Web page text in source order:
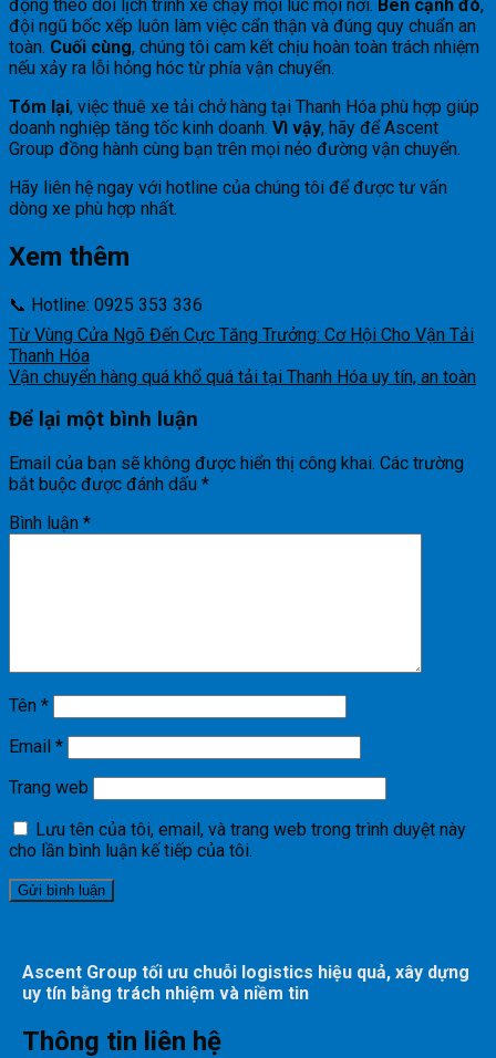
động theo dõi lịch trình xe chạy mọi lúc mọi nơi. Bên cạnh đó,
đội ngũ bốc xếp luôn làm việc cẩn thận và đúng quy chuẩn an
toàn. Cuối cùng, chúng tôi cam kết chịu hoàn toàn trách nhiệm
nếu xảy ra lỗi hỏng hóc từ phía vận chuyển.
Tóm lại, việc thuê xe tải chở hàng tại Thanh Hóa phù hợp giúp
doanh nghiệp tăng tốc kinh doanh. Vì vậy, hãy để Ascent
Group đồng hành cùng bạn trên mọi nẻo đường vận chuyển.
Hãy liên hệ ngay với hotline của chúng tôi để được tư vấn
dòng xe phù hợp nhất.
Xem thêm
📞 Hotline: 0925 353 336
Từ Vùng Cửa Ngõ Đến Cực Tăng Trưởng: Cơ Hội Cho Vận Tải
Thanh Hóa
Vận chuyển hàng quá khổ quá tải tại Thanh Hóa uy tín, an toàn
Để lại một bình luận
Email của bạn sẽ không được hiển thị công khai. Các trường
bắt buộc được đánh dấu *
Bình luận *
Tên *
Email *
Trang web
Lưu tên của tôi, email, và trang web trong trình duyệt này
cho lần bình luận kế tiếp của tôi.
Ascent Group tối ưu chuỗi logistics hiệu quả, xây dựng
uy tín bằng trách nhiệm và niềm tin
Thông tin liên hệ